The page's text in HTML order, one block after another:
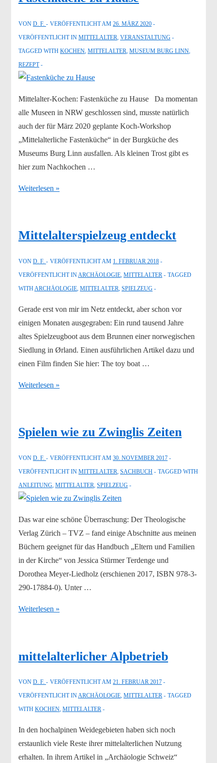
VON D. F. VERÖFFENTLICHT AM 26. MÄRZ 2020
VERÖFFENTLICHT IN MITTELALTER VERANSTALTUNG
TAGGED WITH KOCHEN MITTELALTER MUSEUM BURG LINN
REZEPT
Mittelalter-Kochen: Fastenküche zu Hause Da momentan
alle Museen in NRW geschlossen sind, musste natürlich
auch der für März 2020 geplante Koch-Workshop
„Mittelalterliche Fastenküche“ in der Burgküche des
Museums Burg Linn ausfallen. Als kleinen Trost gibt es
hier zum Nachkochen …
Fastenküche
Weiterlesen »
Mittelalterspielzeug entdeckt
VON D. F. VERÖFFENTLICHT AM 1. FEBRUAR 2018
VERÖFFENTLICHT INARCHÄOLOGIE, MITTELALTER
TAGGED
WITHARCHÄOLOGIE, MITTELALTER, SPIELZEUG
Gerade erst von mir im Netz entdeckt, aber schon vor
einigen Monaten ausgegraben: Ein rund tausend Jahre
altes Spielzeugboot aus dem Brunnen einer norwegischen
Siedlung in Ørland. Einen ausführlichen Artikel dazu und
einen Film finden Sie hier: The toy boat …
Mittelalterspielzeug
Weiterlesen »
Spielen wie zu Zwinglis Zeiten
VON D. F. VERÖFFENTLICHT AM 30. NOVEMBER 2017
VERÖFFENTLICHT IN MITTELALTER, SACHBUCH
TAGGED WITH
ANLEITUNG, MITTELALTER, SPIELZEUG
Das war eine schöne Überraschung: Der Theologische
Verlag Zürich – TVZ – fand einige Abschnitte aus meinen
Büchern geeignet für das Handbuch „Eltern und Familien
in der Kirche“ von Jessica Stürmer Terdenge und
Dorothea Meyer-Liedholz (erschienen 2017, ISBN 978-3-
290-17884-0). Unter …
Spielen
Zeiten
Weiterlesen »
mittelalterlicher Alpbetrieb
VON D. F. VERÖFFENTLICHT AM 21. FEBRUAR 2017
VERÖFFENTLICHT INARCHÄOLOGIE, MITTELALTER
TAGGED
WITH KOCHEN, MITTELALTER
In den hochalpinen Weidegebieten haben sich noch
erstaunlich viele Reste ihrer mittelalterlichen Nutzung
erhalten. In ihrem Artikel in „Archäologie Schweiz“